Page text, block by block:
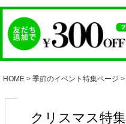
HOME 季節のイベント特集ページ
クリスマス特集